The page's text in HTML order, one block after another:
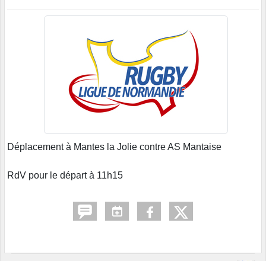
Déplacement à Mantes la Jolie contre AS Mantaise
RdV pour le départ à 11h15